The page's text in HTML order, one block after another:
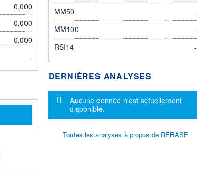
0,000
0,000
0,000
-
MM50
-
MM100
-
RSI14
-
DERNIÈRES ANALYSES
Message d'information
Aucune donnée n'est actuellement
disponible.
Toutes les analyses à propos de REBASE